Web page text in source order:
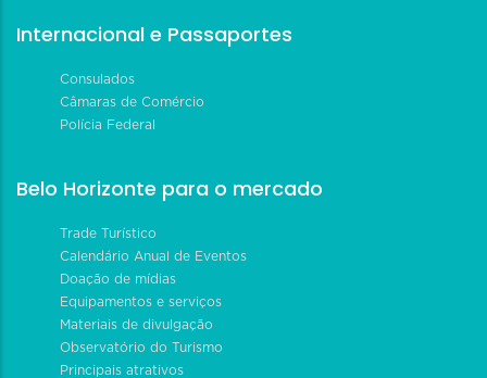
Internacional e Passaportes
Consulados
Câmaras de Comércio
Polícia Federal
Belo Horizonte para o mercado
Trade Turístico
Calendário Anual de Eventos
Doação de mídias
Equipamentos e serviços
Materiais de divulgação
Observatório do Turismo
Principais atrativos